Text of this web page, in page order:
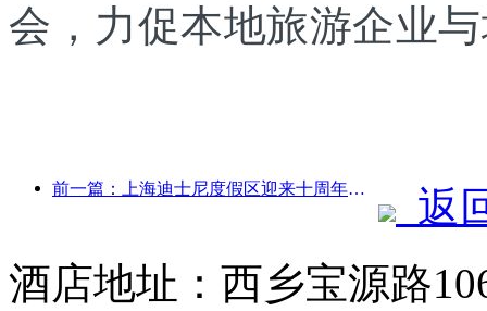
会，力促本地旅游企业
前一篇：上海迪士尼度假区迎来十周年，累计接待游客超1亿人次
返
酒店地址：西乡宝源路